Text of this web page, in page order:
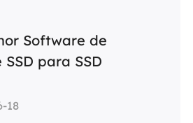
Software de
para SSD
18